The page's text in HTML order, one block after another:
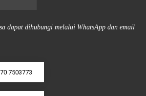
dapat dihubungi melalui WhatsApp dan email
7503773